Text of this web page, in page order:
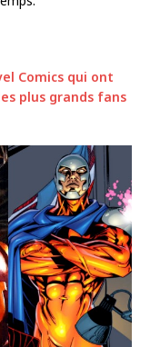
Comics qui ont
plus grands fans